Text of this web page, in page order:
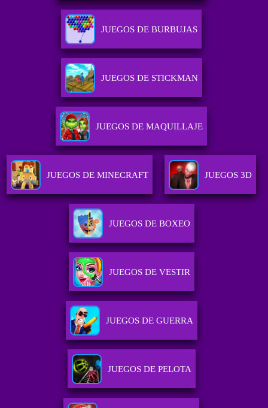
JUEGOS DE BURBUJAS
JUEGOS DE STICKMAN
JUEGOS DE MAQUILLAJE
JUEGOS DE MINECRAFT JUEGOS 3D
JUEGOS DE BOXEO
JUEGOS DE VESTIR
JUEGOS DE GUERRA
JUEGOS DE PELOTA